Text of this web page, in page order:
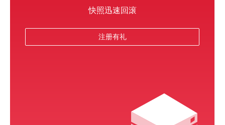
快照迅速回滚
注册有礼